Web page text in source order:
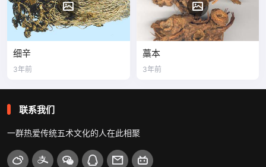
细辛
3年前
藁本
3年前
联系我们
一群热爱传统五术文化的人在此相聚